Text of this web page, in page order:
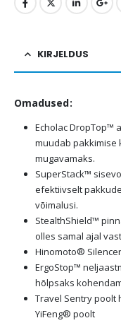
KIRJELDUS
Omadused:
Echolac DropTop™
muudab pakkimise
mugavamaks.
SuperStack™
efektiivselt
võimalusi.
StealthShield™
olles samal ajal
Hinomoto®
ErgoStop™
hõlpsaks
Travel Sentry poolt
YiFeng® poolt